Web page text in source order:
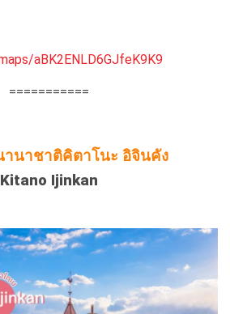
aBK2ENLD6GJfeK9K9
===========
นาชาติคิตาโนะ อิจินคัง
Kitano Ijinkan